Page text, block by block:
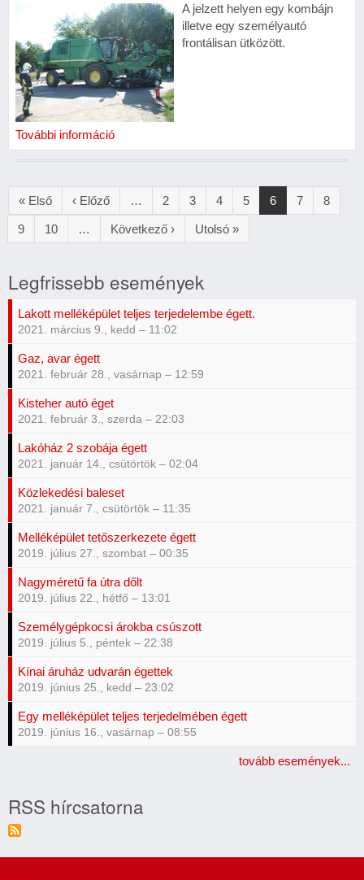
A jelzett helyen egy kombájn
illetve egy személyautó
frontálisan ütközött.
További információ
Oldalszámozás
Első
oldal
« Első
Előző
oldal
‹ Előző … Oldal
2 Oldal
3 Oldal
4 Oldal
5
Jelenlegi
oldal
6 Oldal
7 Oldal
8
Oldal
9 Oldal
10 …
Következő
oldal
Következő ›
Utolsó
oldal
Utolsó »
Legfrissebb események
Lakott melléképület teljes terjedelembe égett.
2021. március 9., kedd – 11:02
Gaz, avar égett
2021. február 28., vasárnap – 12:59
Kisteher autó éget
2021. február 3., szerda – 22:03
Lakóház 2 szobája égett
2021. január 14., csütörtök – 02:04
Közlekedési baleset
2021. január 7., csütörtök – 11:35
Melléképület tetőszerkezete égett
2019. július 27., szombat – 00:35
Nagyméretű fa útra dőlt
2019. július 22., hétfő – 13:01
Személygépkocsi árokba csúszott
2019. július 5., péntek – 22:38
Kínai áruház udvarán égettek
2019. június 25., kedd – 23:02
Egy melléképület teljes terjedelmében égett
2019. június 16., vasárnap – 08:55
tovább események...
RSS hírcsatorna